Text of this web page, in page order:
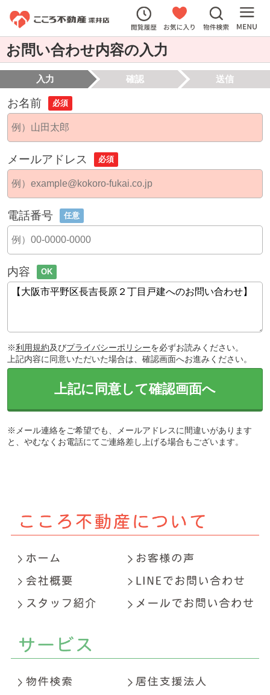
お問い合わせ内容の入力
入力 確認 送信
お名前 必須
メールアドレス 必須
電話番号 任意
内容 OK
※利用規約及びプライバシーポリシーを必ずお読みください。
上記内容に同意いただいた場合は、確認画面へお進みください。
上記に同意して確認画面へ
※メール連絡をご希望でも、メールアドレスに間違いがあります
と、やむなくお電話にてご連絡差し上げる場合もございます。